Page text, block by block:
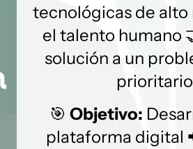
tecnológicas de
el talento humano
solución a un
🎯 Objetivo:
plataforma digital